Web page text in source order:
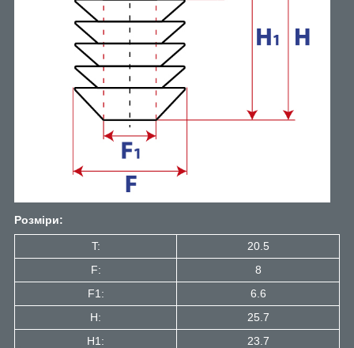
Розміри:
T:
20.5
F:
8
F1:
6.6
H:
25.7
H1:
23.7